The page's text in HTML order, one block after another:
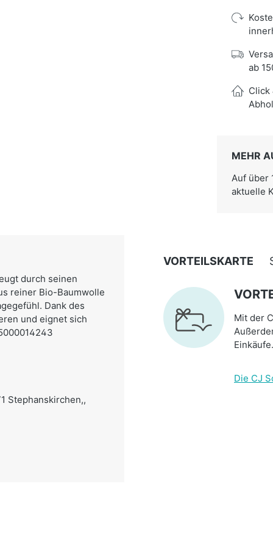
ab
Click
MEHR
Auf über
aktuelle
durch seinen
reiner Bio-Baumwolle
Dank des
und eignet sich
Stephanskirchen,,
VORTEILSKARTE
Mit der
Einkäufe.
Die CJ